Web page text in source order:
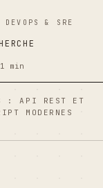
& SRE
min
: API REST ET
MODERNES